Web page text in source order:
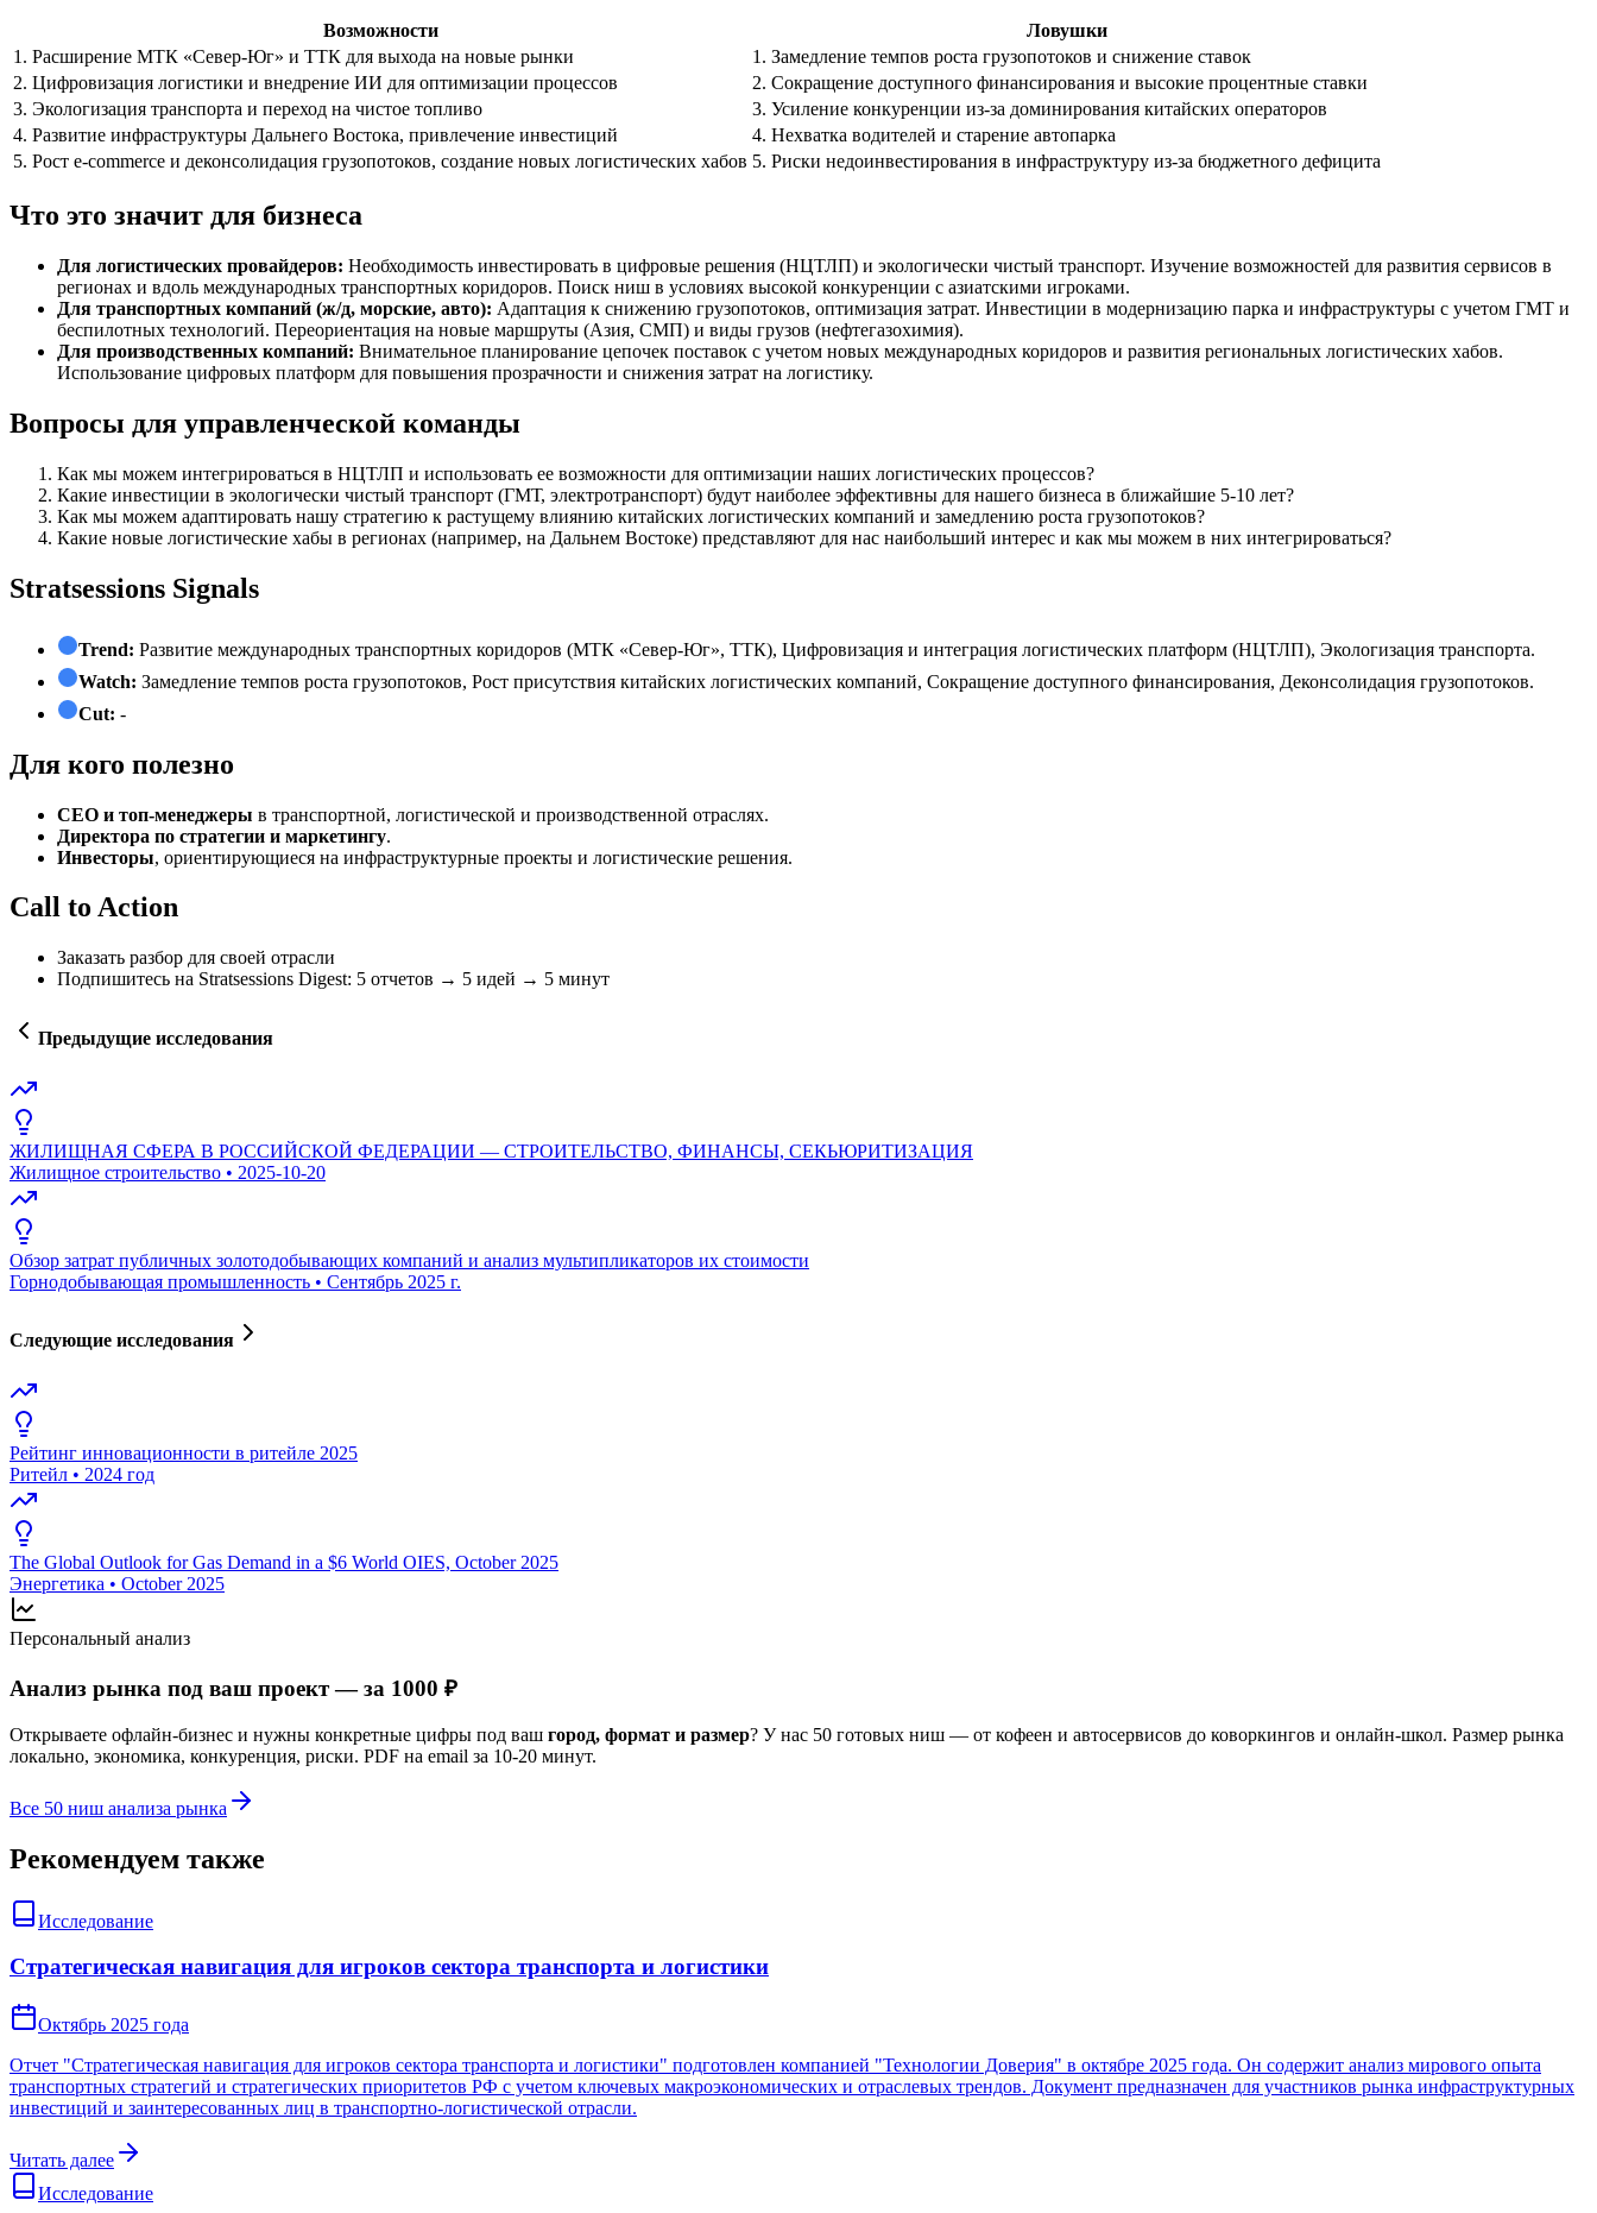
Возможности
Ловушки
1. Расширение МТК «Север-Юг» и ТТК для выхода на новые рынки
1. Замедление темпов роста грузопотоков и снижение ставок
2. Цифровизация логистики и внедрение ИИ для оптимизации процессов
2. Сокращение доступного финансирования и высокие процентные ставки
3. Экологизация транспорта и переход на чистое топливо
3. Усиление конкуренции из-за доминирования китайских операторов
4. Развитие инфраструктуры Дальнего Востока, привлечение инвестиций
4. Нехватка водителей и старение автопарка
5. Рост e-commerce и деконсолидация грузопотоков, создание новых логистических хабов 5. Риски недоинвестирования в инфраструктуру из-за бюджетного дефицита
Что это значит для бизнеса
Для логистических провайдеров: Необходимость инвестировать в цифровые решения (НЦТЛП) и экологически чистый транспорт. Изучение возможностей для развития сервисов в
регионах и вдоль международных транспортных коридоров. Поиск ниш в условиях высокой конкуренции с азиатскими игроками.
Для транспортных компаний (ж/д, морские, авто): Адаптация к снижению грузопотоков, оптимизация затрат. Инвестиции в модернизацию парка и инфраструктуры с учетом ГМТ и
беспилотных технологий. Переориентация на новые маршруты (Азия, СМП) и виды грузов (нефтегазохимия).
Для производственных компаний: Внимательное планирование цепочек поставок с учетом новых международных коридоров и развития региональных логистических хабов.
Использование цифровых платформ для повышения прозрачности и снижения затрат на логистику.
Вопросы для управленческой команды
Как мы можем интегрироваться в НЦТЛП и использовать ее возможности для оптимизации наших логистических процессов?
Какие инвестиции в экологически чистый транспорт (ГМТ, электротранспорт) будут наиболее эффективны для нашего бизнеса в ближайшие 5-10 лет?
Как мы можем адаптировать нашу стратегию к растущему влиянию китайских логистических компаний и замедлению роста грузопотоков?
Какие новые логистические хабы в регионах (например, на Дальнем Востоке) представляют для нас наибольший интерес и как мы можем в них интегрироваться?
Stratsessions Signals
Trend: Развитие международных транспортных коридоров (МТК «Север-Юг», ТТК), Цифровизация и интеграция логистических платформ (НЦТЛП), Экологизация транспорта.
Watch: Замедление темпов роста грузопотоков, Рост присутствия китайских логистических компаний, Сокращение доступного финансирования, Деконсолидация грузопотоков.
Cut: -
Для кого полезно
СЕО и топ-менеджеры в транспортной, логистической и производственной отраслях.
Директора по стратегии и маркетингу.
Инвесторы, ориентирующиеся на инфраструктурные проекты и логистические решения.
Call to Action
Заказать разбор для своей отрасли
Подпишитесь на Stratsessions Digest: 5 отчетов → 5 идей → 5 минут
Предыдущие исследования
ЖИЛИЩНАЯ СФЕРА В РОССИЙСКОЙ ФЕДЕРАЦИИ — СТРОИТЕЛЬСТВО, ФИНАНСЫ, СЕКЬЮРИТИЗАЦИЯ
Жилищное строительство • 2025-10-20
Обзор затрат публичных золотодобывающих компаний и анализ мультипликаторов их стоимости
Горнодобывающая промышленность • Сентябрь 2025 г.
Следующие исследования
Рейтинг инновационности в ритейле 2025
Ритейл • 2024 год
The Global Outlook for Gas Demand in a $6 World OIES, October 2025
Энергетика • October 2025
Персональный анализ
Анализ рынка под ваш проект — за 1000 ₽
Открываете офлайн-бизнес и нужны конкретные цифры под ваш город, формат и размер? У нас 50 готовых ниш — от кофеен и автосервисов до коворкингов и онлайн-школ. Размер рынка
локально, экономика, конкуренция, риски. PDF на email за 10-20 минут.
Все 50 ниш анализа рынка
Рекомендуем также
Исследование
Стратегическая навигация для игроков сектора транспорта и логистики
Октябрь 2025 года
Отчет "Стратегическая навигация для игроков сектора транспорта и логистики" подготовлен компанией "Технологии Доверия" в октябре 2025 года. Он содержит анализ мирового опыта
транспортных стратегий и стратегических приоритетов РФ с учетом ключевых макроэкономических и отраслевых трендов. Документ предназначен для участников рынка инфраструктурных
инвестиций и заинтересованных лиц в транспортно-логистической отрасли.
Читать далее
Исследование